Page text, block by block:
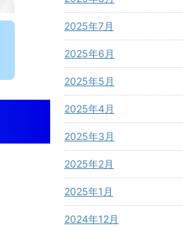
2025年7月
2025年6月
2025年5月
2025年4月
2025年3月
2025年2月
2025年1月
2024年12月